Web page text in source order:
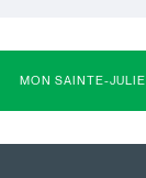
MON SAINTE-JULIE